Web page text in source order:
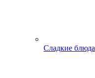
Сладкие блюда